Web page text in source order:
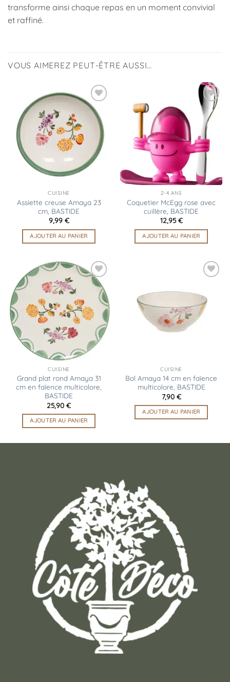
transforme ainsi chaque repas en un moment convivial
et raffiné.
VOUS AIMEREZ PEUT-ÊTRE AUSSI…
Ajouter
à la
liste
d’envies
CUISINE
Assiette creuse Amaya 23
cm, BASTIDE
9,99 €
AJOUTER AU PANIER
Ajouter
à la
liste
d’envies
2-4 ANS
Coquetier McEgg rose avec
cuillère, BASTIDE
12,95€
AJOUTER AU PANIER
Ajouter
liste
d’envies
CUISINE
Grand plat rond Amaya 31
cm en faïence multicolore,
BASTIDE
25,90 €
AJOUTER AU PANIER
liste
d’envies
CUISINE
Bol Amaya 14 cm en faïence
multicolore, BASTIDE
7,90 €
AJOUTER AU PANIER